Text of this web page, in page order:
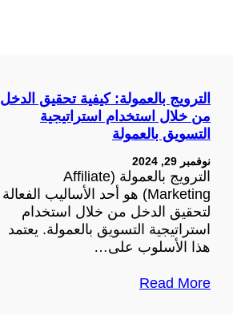
الترويج بالعمولة: كيفية تحقيق الدخل
من خلال استخدام استراتيجية
التسويق بالعمولة
نوفمبر 29, 2024
الترويج بالعمولة (Affiliate
Marketing) هو أحد الأساليب الفعالة
لتحقيق الدخل من خلال استخدام
استراتيجية التسويق بالعمولة. يعتمد
هذا الأسلوب على…
Read More